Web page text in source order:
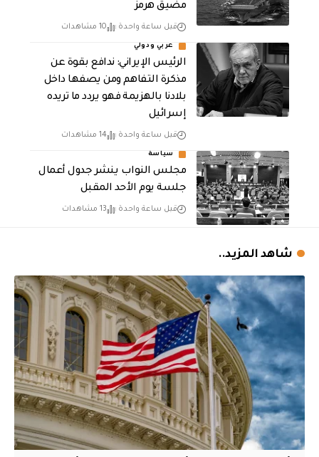
مضيق هرمز
قبل ساعة واحدة 10 مشاهدات
عربي ودولي
الرئيس الإيراني: ندافع بقوة عن
مذكرة التفاهم ومن يصفها داخل
بلادنا بالهزيمة فهو يردد ما تريده
إسرائيل
قبل ساعة واحدة 14 مشاهدات
سياسة
مجلس النواب ينشر جدول أعمال
جلسة يوم الأحد المقبل
قبل ساعة واحدة 13 مشاهدات
شاهد المزيد..